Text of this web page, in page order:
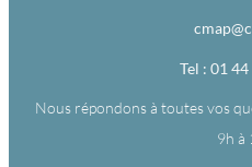
Tel : 01
Nous répondons à toutes vos
9h à